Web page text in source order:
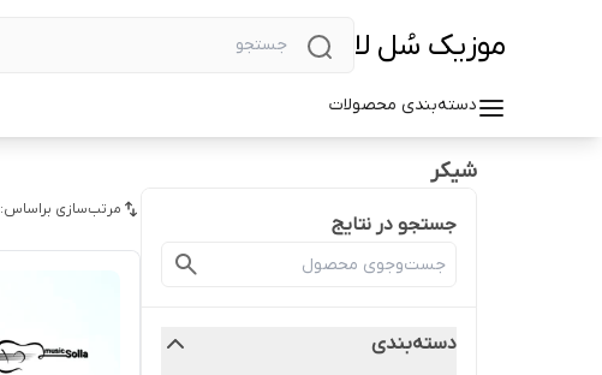
موزیک سُل لا
دسته‌بندی محصولات
شیکر
جستجو در نتایج
دسته‌بندی
مرتب‌سازی براساس: